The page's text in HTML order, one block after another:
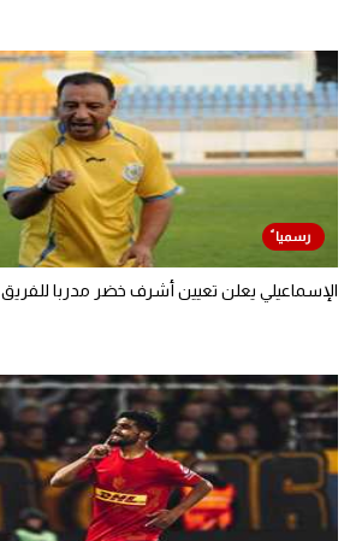
الإسماعيلي يعلن تعيين أشرف خضر مدربا للفريق